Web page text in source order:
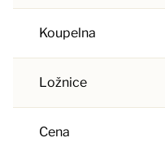
Koupelna
Ložnice
Cena